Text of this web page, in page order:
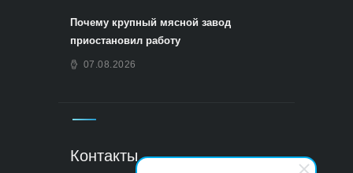
Почему крупный мясной завод
приостановил работу
07.08.2026
Контакты